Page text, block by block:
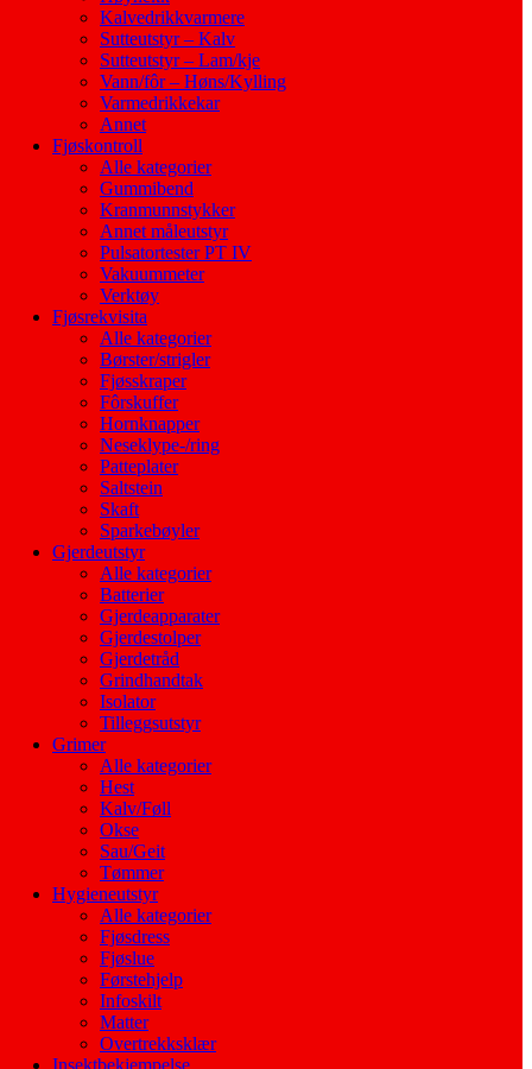
Kalvedrikkvarmere
Sutteutstyr – Kalv
Sutteutstyr – Lam/kje
Vann/fôr – Høns/Kylling
Varmedrikkekar
Annet
Fjøskontroll
Alle kategorier
Gummibend
Kranmunnstykker
Annet måleutstyr
Pulsatortester PT IV
Vakuummeter
Verktøy
Fjøsrekvisita
Alle kategorier
Børster/strigler
Fjøsskraper
Fôrskuffer
Hornknapper
Neseklype-/ring
Patteplater
Saltstein
Skaft
Sparkebøyler
Gjerdeutstyr
Alle kategorier
Batterier
Gjerdeapparater
Gjerdestolper
Gjerdetråd
Grindhandtak
Isolator
Tilleggsutstyr
Grimer
Alle kategorier
Hest
Kalv/Føll
Okse
Sau/Geit
Tømmer
Hygieneutstyr
Alle kategorier
Fjøsdress
Fjøslue
Førstehjelp
Infoskilt
Matter
Overtrekksklær
Insektbekjempelse